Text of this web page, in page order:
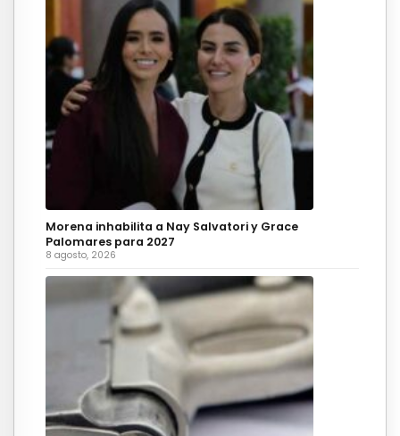
Morena inhabilita a Nay Salvatori y Grace
Palomares para 2027
8 agosto, 2026